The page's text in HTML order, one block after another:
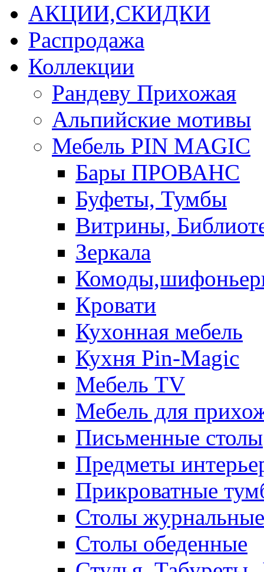
АКЦИИ,СКИДКИ
Распродажа
Коллекции
Рандеву Прихожая
Альпийские мотивы
Мебель PIN MAGIС
Бары ПРОВАНС
Буфеты, Тумбы
Витрины,
Зеркала
Кровати
Кухонная мебель
Кухня Pin-Magic
Мебель TV
Мебель для
Письменные столы
Предметы
Прикроватные
Столы журнальные
Столы обеденные